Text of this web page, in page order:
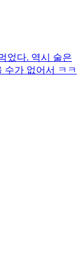
었다. 역시 술은
수가 없어서 ㅋㅋ